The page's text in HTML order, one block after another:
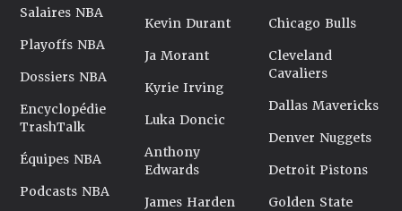
Salaires NBA
Playoffs NBA
Dossiers NBA
Encyclopédie
TrashTalk
Équipes NBA
Podcasts NBA
Kevin Durant
Ja Morant
Kyrie Irving
Luka Doncic
Anthony
Edwards
James Harden
Chicago Bulls
Cleveland
Cavaliers
Dallas Mavericks
Denver Nuggets
Detroit Pistons
Golden State